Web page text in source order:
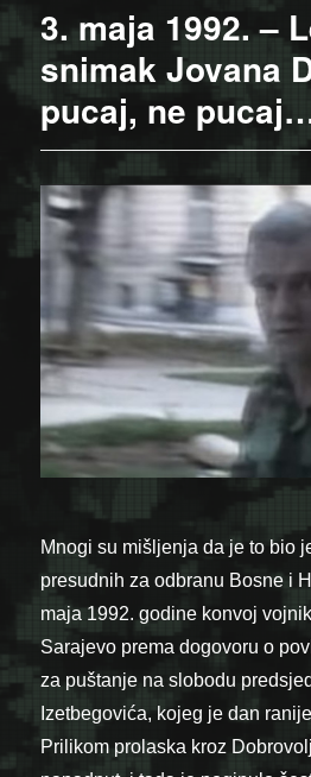
3. maja 1992. –
snimak Jovana
pucaj, ne
Mnogi su mišljenja da je to bio
presudnih za odbranu Bosne i
maja 1992. godine konvoj
Sarajevo prema dogovoru o
za puštanje na slobodu
Izetbegovića, kojeg je dan
Prilikom prolaska kroz